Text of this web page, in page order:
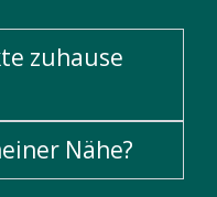
zuhause
Nähe?